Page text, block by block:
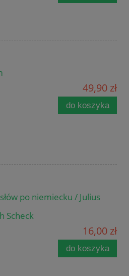
49,90 zł
do koszyka
po niemiecku / Julius
Scheck
16,00 zł
do koszyka